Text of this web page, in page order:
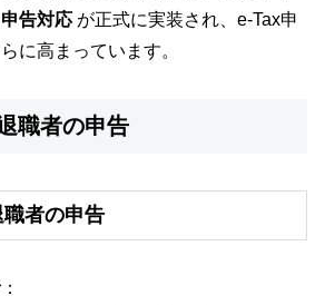
告対応 が正式に実装され、e-Tax申
に高まっています。
職者の申告
者の申告
：